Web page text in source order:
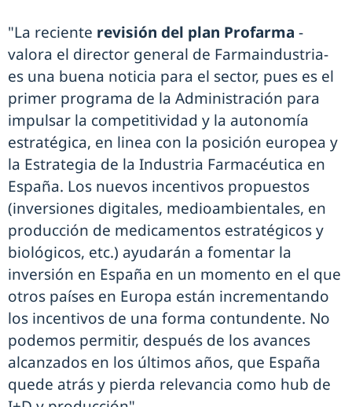
"La reciente revisión del plan Profarma -
valora el director general de Farmaindustria-
es una buena noticia para el sector, pues es el
primer programa de la Administración para
impulsar la competitividad y la autonomía
estratégica, en linea con la posición europea y
la Estrategia de la Industria Farmacéutica en
España. Los nuevos incentivos propuestos
(inversiones digitales, medioambientales, en
producción de medicamentos estratégicos y
biológicos, etc.) ayudarán a fomentar la
inversión en España en un momento en el que
otros países en Europa están incrementando
los incentivos de una forma contundente. No
podemos permitir, después de los avances
alcanzados en los últimos años, que España
quede atrás y pierda relevancia como hub de